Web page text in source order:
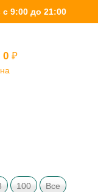
с 9:00 до 21:00
0 ₽
100 Все